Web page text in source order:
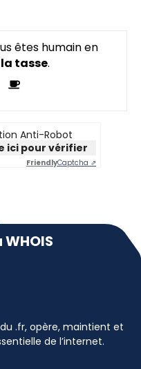
êtes humain en
la tasse.
Anti-Robot
ici pour vérifier
FriendlyCaptcha ⇗
.fr, opère, maintient et
de l’internet.